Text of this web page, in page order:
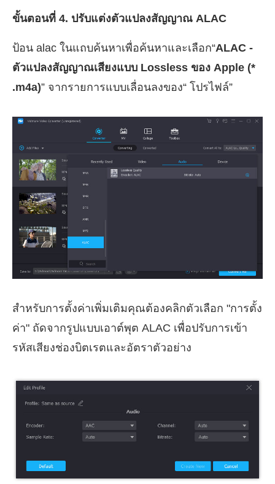
ขั้นตอนที่ 4. ปรับแต่งตัวแปลงสัญญาณ ALAC
ป้อน alac ในแถบค้นหาเพื่อค้นหาและเลือก“ALAC -
ตัวแปลงสัญญาณเสียงแบบ Lossless ของ Apple (*
.m4a)” จากรายการแบบเลื่อนลงของ“ โปรไฟล์”
สำหรับการตั้งค่าเพิ่มเติมคุณต้องคลิกตัวเลือก "การตั้ง
ค่า" ถัดจากรูปแบบเอาต์พุต ALAC เพื่อปรับการเข้า
รหัสเสียงช่องบิตเรตและอัตราตัวอย่าง